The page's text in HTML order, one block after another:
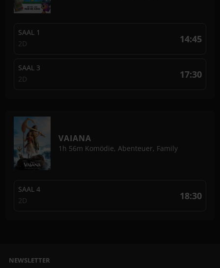
14:45
SAAL 1
2D
17:30
SAAL 3
2D
VAIANA
Komödie, Abenteuer, Family
1h 56m
18:30
SAAL 4
2D
NEWSLETTER